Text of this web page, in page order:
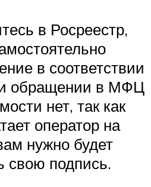
в Росреестр,
в соответствии
обращении в МФЦ
нет, так как
оператор на
нужно будет
свою подпись.